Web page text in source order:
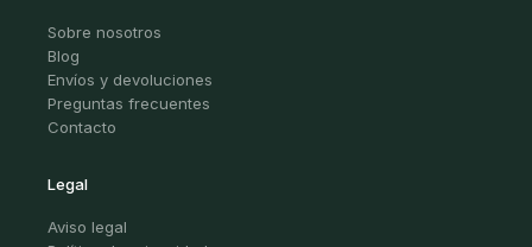
Sobre nosotros
Blog
Envíos y devoluciones
Preguntas frecuentes
Contacto
Legal
Aviso legal